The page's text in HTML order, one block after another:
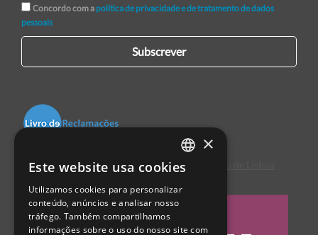
Concordo com a política de privacidade e de tratamento de dados
pessoais
Subscrever
Centro de Arbitragem de Conflitos de Consumo de Lisboa
PORTUGUESE
ENGLISH
SPANISH
×
Este website usa cookies
Utilizamos cookies para personalizar
conteúdo, anúncios e analisar nosso
tráfego. Também compartilhamos
informações sobre o uso do nosso site com